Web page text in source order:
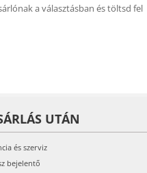
a választásban és töltsd fel
UTÁN
és szerviz
bejelentő